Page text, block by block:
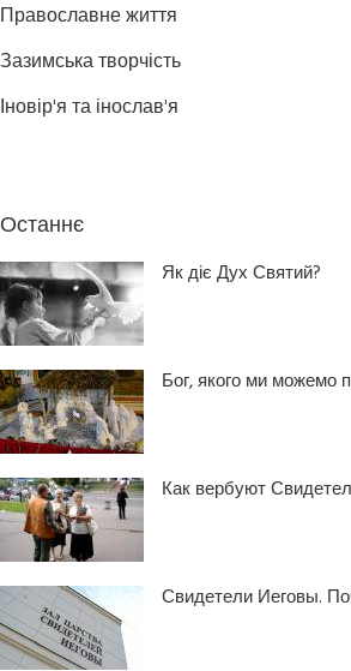
Православне життя
Зазимська творчість
Іновір'я та інослав'я
Останнє
Як діє Дух Святий?
Бог, якого ми можемо
Как вербуют
Свидетели Иеговы.